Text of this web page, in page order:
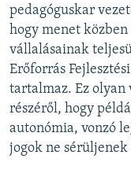
pedagóguskar
hogy menet
vállalásainak
Erőforrás
tartalmaz. Ez
részéről, hogy
autonómia, vonzó
jogok ne sérüljenek